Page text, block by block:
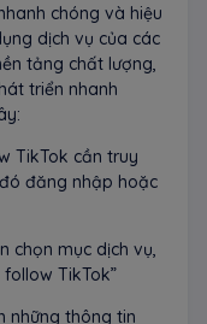
chóng và hiệu
dịch vụ của các
tảng chất lượng,
triển nhanh
TikTok cần truy
đăng nhập hoặc
chọn mục dịch vụ,
TikTok”
những thông tin